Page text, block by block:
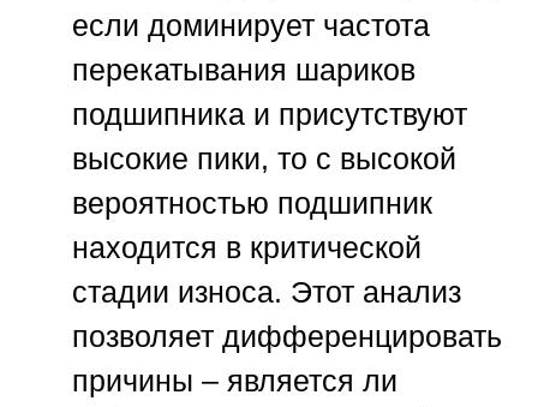
если доминирует частота
перекатывания шариков
подшипника и присутствуют
высокие пики, то с высокой
вероятностью подшипник
находится в критической
стадии износа. Этот анализ
позволяет дифференцировать
причины – является ли